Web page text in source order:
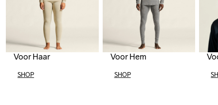
Voor Haar
SHOP
Voor Hem
SHOP